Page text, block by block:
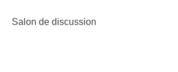
Salon de discussion